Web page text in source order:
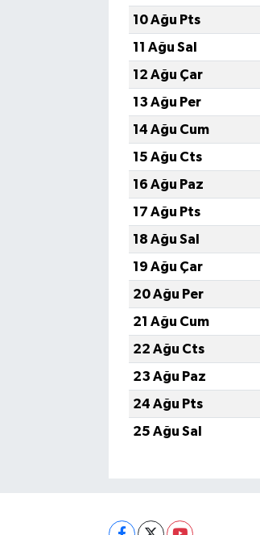
10 Ağu Pts
11 Ağu Sal
12 Ağu Çar
13 Ağu Per
14 Ağu Cum
15 Ağu Cts
16 Ağu Paz
17 Ağu Pts
18 Ağu Sal
19 Ağu Çar
20 Ağu Per
21 Ağu Cum
22 Ağu Cts
23 Ağu Paz
24 Ağu Pts
25 Ağu Sal